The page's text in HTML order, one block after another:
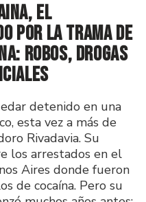
el
por la trama de
robos, drogas
detenido en una
esta vez a más de
Rivadavia. Su
los arrestados en el
Aires donde fueron
de cocaína. Pero su